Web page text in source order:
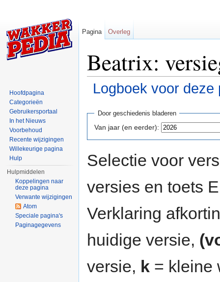
Beatrix:
Logboek voor deze
Door geschiedenis bladeren
Van jaar (en eerder):
Selectie voor
versies en toets
Verklaring
huidige versie,
versie, k = kleine
Pagina Overleg
Hoofdpagina
Categorieën
Gebruikersportaal
In het Nieuws
Voorbehoud
Recente wijzigingen
Willekeurige pagina
Hulp
Hulpmiddelen
Koppelingen naar
deze pagina
Verwante wijzigingen
Atom
Speciale pagina's
Paginagegevens